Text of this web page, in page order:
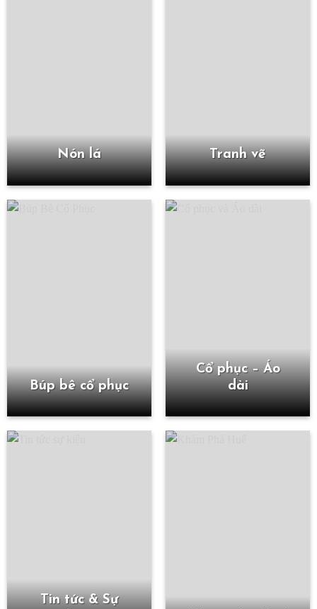
Nón lá Tranh vẽ
Búp bê cổ phục
Cổ phục – Áo
dài
Tin tức & Sự